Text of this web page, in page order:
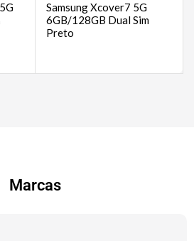
Samsung Xcover7 5G
6GB/128GB Dual Sim
Preto
Marcas